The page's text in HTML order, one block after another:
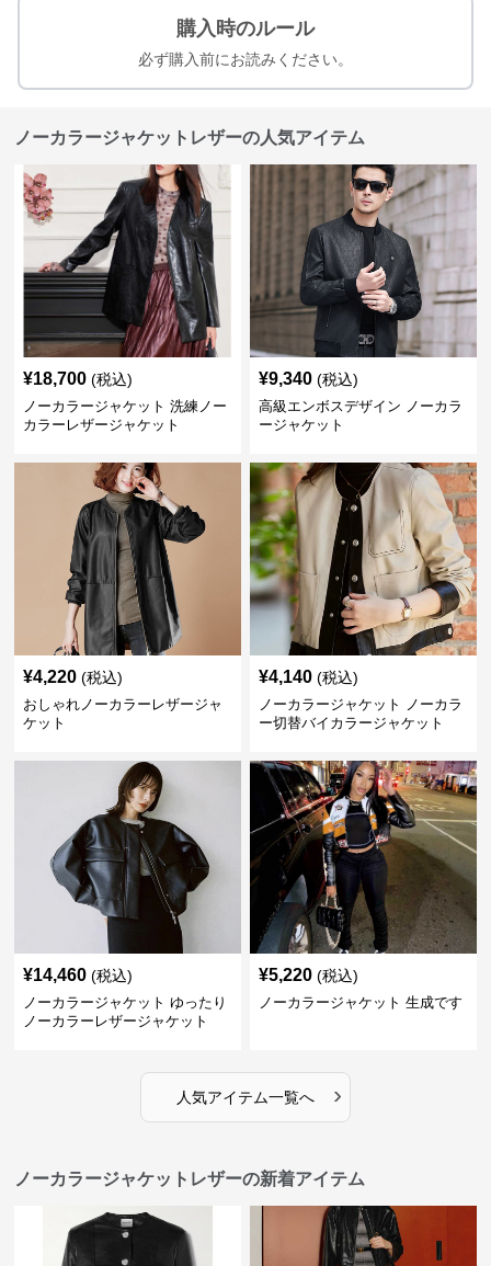
購入時のルール
必ず購入前にお読みください。
ノーカラージャケットレザーの人気アイテム
¥18,700 (税込)
ノーカラージャケット 洗練ノー
カラーレザージャケット
¥9,340 (税込)
高級エンボスデザイン ノーカラ
ージャケット
¥4,220 (税込)
おしゃれノーカラーレザージャ
ケット
¥4,140 (税込)
ノーカラージャケット ノーカラ
ー切替バイカラージャケット
¥14,460 (税込)
ノーカラージャケット ゆったり
ノーカラーレザージャケット
¥5,220 (税込)
ノーカラージャケット 生成です
人気アイテム一覧へ ›
ノーカラージャケットレザーの新着アイテム